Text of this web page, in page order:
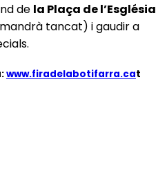
de la Plaça de l’Església
tancat) i gaudir a
www.firadelabotifarra.cat